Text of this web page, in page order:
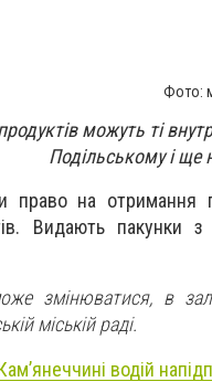
Фото:
можуть ті
Подільському і ще
на отримання
Видають
змінюватися, в
міській раді.
водій